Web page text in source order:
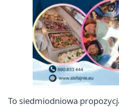
To siedmiodniowa